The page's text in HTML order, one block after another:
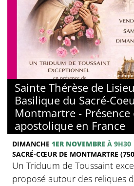
©
Sainte Thérèse de
Basilique du Sacré-
Montmartre -
apostolique en France
DIMANCHE 1ER NOVEMBRE À 9H30
SACRÉ-CŒUR DE MONTMARTRE
Un Triduum de Toussaint
proposé autour des reliques